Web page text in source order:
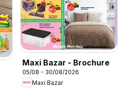
Maxi Bazar - Brochure
05/08 - 30/08/2026
Maxi Bazar